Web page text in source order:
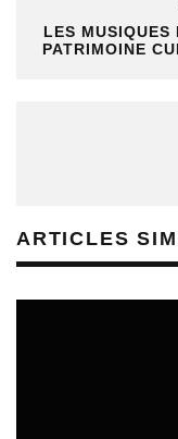
LES MUSIQUES
PATRIMOINE
ARTICLES